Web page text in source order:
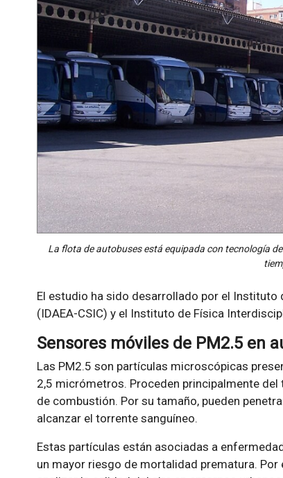
La flota de autobuses está equipada con tecnología
El estudio ha sido desarrollado por el
(IDAEA-CSIC) y el Instituto de Física
Sensores móviles de PM2.5 en
Las PM2.5 son partículas microscópicas
2,5 micrómetros. Proceden principalmente
de combustión. Por su tamaño, pueden
alcanzar el torrente sanguíneo.
Estas partículas están asociadas a
un mayor riesgo de mortalidad prematura.